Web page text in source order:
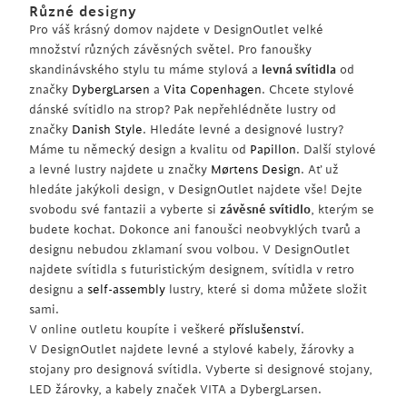
Různé designy
Pro váš krásný domov najdete v DesignOutlet velké
množství různých závěsných světel. Pro fanoušky
skandinávského stylu tu máme stylová a levná svítidla od
značky DybergLarsen a Vita Copenhagen. Chcete stylové
dánské svítidlo na strop? Pak nepřehlédněte lustry od
značky Danish Style. Hledáte levné a designové lustry?
Máme tu německý design a kvalitu od Papillon. Další stylové
a levné lustry najdete u značky Mørtens Design. Ať už
hledáte jakýkoli design, v DesignOutlet najdete vše! Dejte
svobodu své fantazii a vyberte si závěsné svítidlo, kterým se
budete kochat. Dokonce ani fanoušci neobvyklých tvarů a
designu nebudou zklamaní svou volbou. V DesignOutlet
najdete svítidla s futuristickým designem, svítidla v retro
designu a self-assembly lustry, které si doma můžete složit
sami.
V online outletu koupíte i veškeré příslušenství.
V DesignOutlet najdete levné a stylové kabely, žárovky a
stojany pro designová svítidla. Vyberte si designové stojany,
LED žárovky, a kabely značek VITA a DybergLarsen.